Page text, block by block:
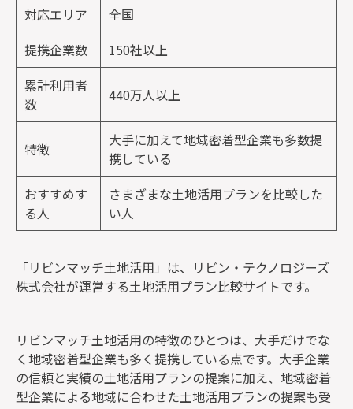
対応エリア
全国
提携企業数
150社以上
累計利用者
数
440万人以上
特徴
大手に加えて地域密着型企業も多数提
携している
おすすめす
る人
さまざまな土地活用プランを比較した
い人
「リビンマッチ土地活用」は、リビン・テクノロジーズ
株式会社が運営する土地活用プラン比較サイトです。
リビンマッチ土地活用の特徴のひとつは、大手だけでな
く地域密着型企業も多く提携している点です。大手企業
の信頼と実績の土地活用プランの提案に加え、地域密着
型企業による地域に合わせた土地活用プランの提案も受